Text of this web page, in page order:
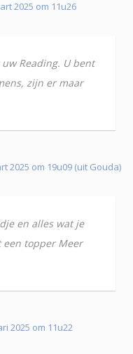
2025 om 11u26
Reading. U bent
zijn er maar
2025 om 19u09 (uit Gouda)
en alles wat je
een topper Meer
2025 om 11u22